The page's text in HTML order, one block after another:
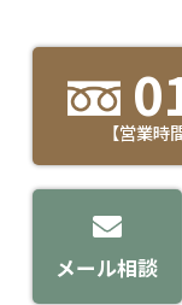
【営業
メール相談